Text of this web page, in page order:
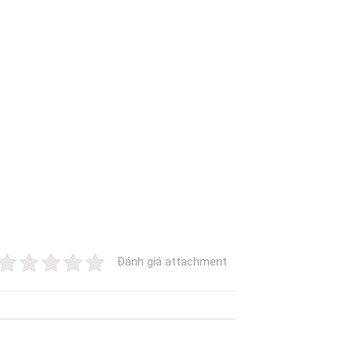
Đánh giá attachment